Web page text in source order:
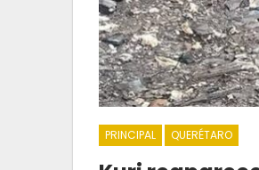
PRINCIPAL QUERÉTARO